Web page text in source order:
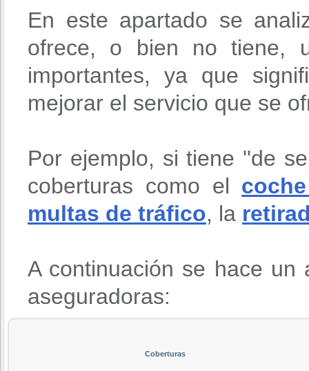
En este apartado se
ofrece, o bien no tiene,
importantes, ya que
mejorar el servicio que se
Por ejemplo, si tiene ''de
coberturas como el
multas de tráfico, la
A continuación se hace un
aseguradoras:
Coberturas